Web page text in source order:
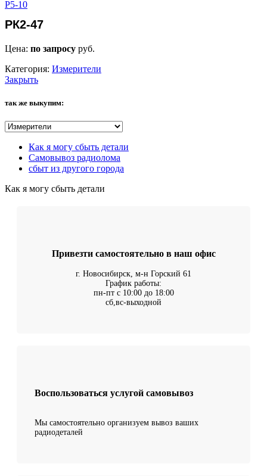
Р5-10
РК2-47
Цена: по запросу руб.
Категория: Измерители
Закрыть
так же выкупим:
Как я могу сбыть детали
Самовывоз радиолома
сбыт из другого города
Как я могу сбыть детали
Привезти самостоятельно в наш офис
г. Новосибирск, м-н Горский 61
График работы:
пн-пт с 10:00 до 18:00
сб,вс-выходной
Воспользоваться услугой самовывоз
Мы самостоятельно организуем вывоз ваших
радиодеталей